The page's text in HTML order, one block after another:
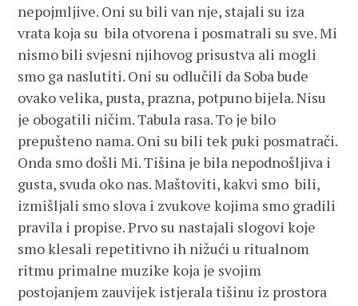
nepojmljive. Oni su bili van nje, stajali su iza
vrata koja su bila otvorena i posmatrali su sve. Mi
nismo bili svjesni njihovog prisustva ali mogli
smo ga naslutiti. Oni su odlučili da Soba bude
ovako velika, pusta, prazna, potpuno bijela. Nisu
je obogatili ničim. Tabula rasa. To je bilo
prepušteno nama. Oni su bili tek puki posmatrači.
Onda smo došli Mi. Tišina je bila nepodnošljiva i
gusta, svuda oko nas. Maštoviti, kakvi smo bili,
izmišljali smo slova i zvukove kojima smo gradili
pravila i propise. Prvo su nastajali slogovi koje
smo klesali repetitivno ih nižući u ritualnom
ritmu primalne muzike koja je svojim
postojanjem zauvijek istjerala tišinu iz prostora